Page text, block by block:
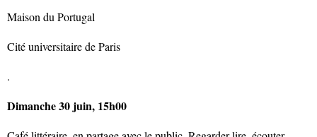
Maison du Portugal
Cité universitaire de Paris
.
Dimanche 30 juin, 15h00